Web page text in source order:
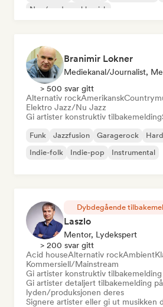
Neo/moderne klassisk
Branimir Lokner
Mediekanal/journalist,
> 500 svar gitt
Alternativ rockAmerikansk
Elektro Jazz/Nu Jazz
Gi artister konstruktiv tilbakemelding
Funk Jazzfusion Garagerock
Indie-folk
Indie-pop Instrumental
Dybdegående
Laszlo
Mentor, Lydekspert
> 200 svar gitt
Acid houseAlternativ rockAmbient
Kommersiell/Mainstream
Gi artister konstruktiv tilbakemelding
Gi artister detaljert tilbakemelding på
lyden/produksjonen deres
Signere artister eller gi ut musikken